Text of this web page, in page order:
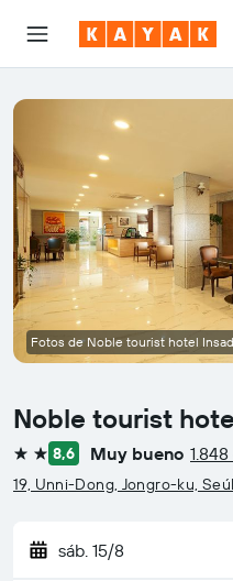
Noble tourist
2 estrellas
8,6 Muy bueno
19, Unni-Dong, Jongro-ku, Seúl
sáb. 15/8
Fotos de Noble tourist hotel